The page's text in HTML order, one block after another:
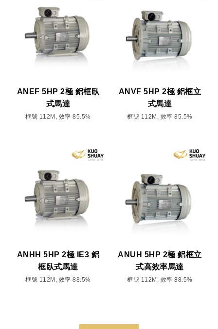
ANEF 5HP 2極 鋁框臥
式馬達
框號 112M, 效率 85.5%
ANVF 5HP 2極 鋁框立
式馬達
框號 112M, 效率 85.5%
ANHH 5HP 2極 IE3 鋁
框臥式馬達
框號 112M, 效率 88.5%
ANUH 5HP 2極 鋁框立
式高效率馬達
框號 112M, 效率 88.5%